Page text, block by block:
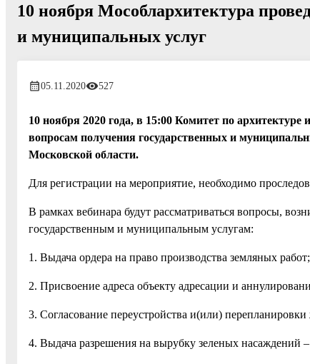
10 ноября Мособлархитектура
и муниципальных услуг
05.11.2020 527
10 ноября 2020 года, в 15:00 Комитет по
вопросам получения государственных и
Московской области.
Для регистрации на мероприятие, необходимо
В рамках вебинара будут рассматриваться вопросы,
государственным и муниципальным услугам:
1. Выдача ордера на право производства земляных работ;
2. Присвоение адреса объекту адресации и
3. Согласование переустройства и(или)
4. Выдача разрешения на вырубку зеленых насаждений